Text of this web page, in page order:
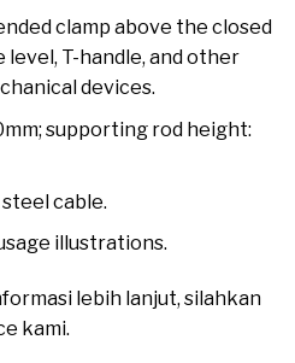
clamp above the closed
level, T-handle, and other
devices.
supporting rod height:
cable.
illustrations.
lebih lanjut, silahkan
kami.